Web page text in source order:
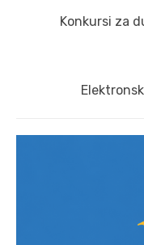
navigation
Previous
Konkursi za
Next